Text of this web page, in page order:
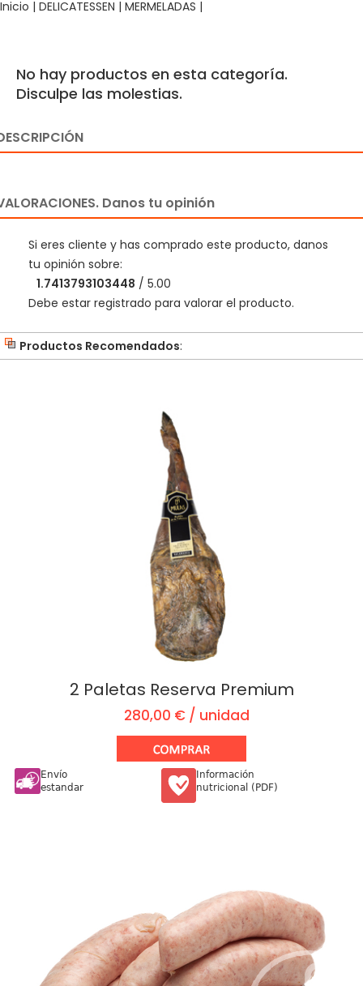
Inicio | DELICATESSEN | MERMELADAS |
No hay productos en esta categoría.
Disculpe las molestias.
Danos tu opinión
Si eres cliente y has comprado este producto, danos
tu opinión sobre:
1.7413793103448 / 5.00
Debe estar registrado para valorar el producto.
Productos Recomendados:
2 Paletas Reserva Premium
280,00 € / unidad
Envío
estandar
Información
nutricional (PDF)